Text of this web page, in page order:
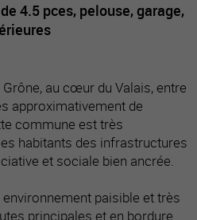
4.5 pces, pelouse, garage,
au cœur du Valais, entre
approximativement de
commune est très
habitants des infrastructures
et sociale bien ancrée.
paisible et très
principales et en bordure